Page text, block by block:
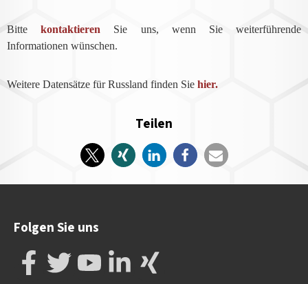
Bittekontaktieren Sie uns, wenn Sie weiterführende
Informationen wünschen.
Weitere Datensätze für Russland finden Sie hier.
Teilen
Folgen Sie uns